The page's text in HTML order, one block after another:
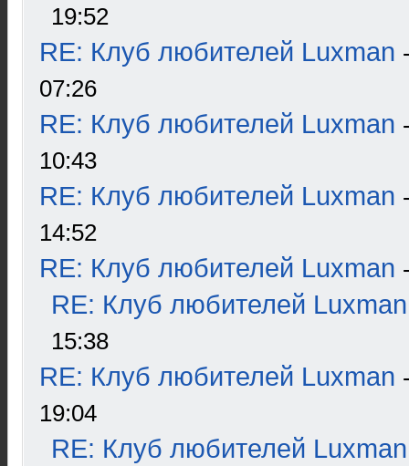
19:52
RE: Клуб любителей Luxman
07:26
RE: Клуб любителей Luxman
10:43
RE: Клуб любителей Luxman
14:52
RE: Клуб любителей Luxman
RE: Клуб любителей Luxman
15:38
RE: Клуб любителей Luxman
19:04
RE: Клуб любителей Luxman